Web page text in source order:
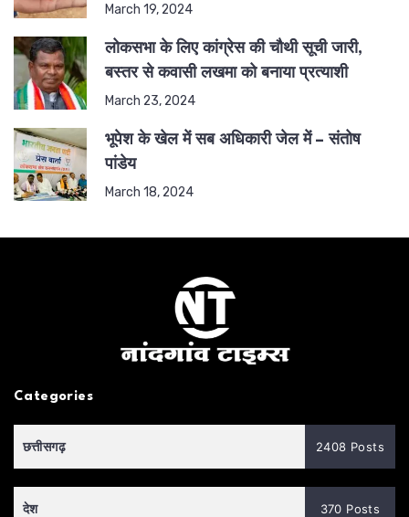
March 19, 2024
लोकसभा के लिए कांग्रेस की चौथी सूची जारी,
बस्तर से कवासी लखमा को बनाया प्रत्याशी
March 23, 2024
भूपेश के खेल में सब अधिकारी जेल में – संतोष
पांडेय
March 18, 2024
Categories
छत्तीसगढ़ 2408 Posts
देश 370 Posts